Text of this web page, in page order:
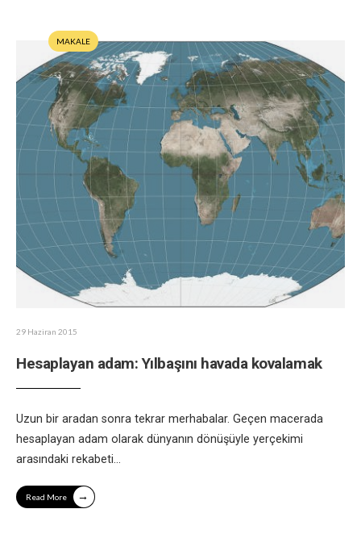
MAKALE
29 Haziran 2015
Hesaplayan adam: Yılbaşını havada kovalamak
Uzun bir aradan sonra tekrar merhabalar. Geçen macerada
hesaplayan adam olarak dünyanın dönüşüyle yerçekimi
arasındaki rekabeti...
Read More →